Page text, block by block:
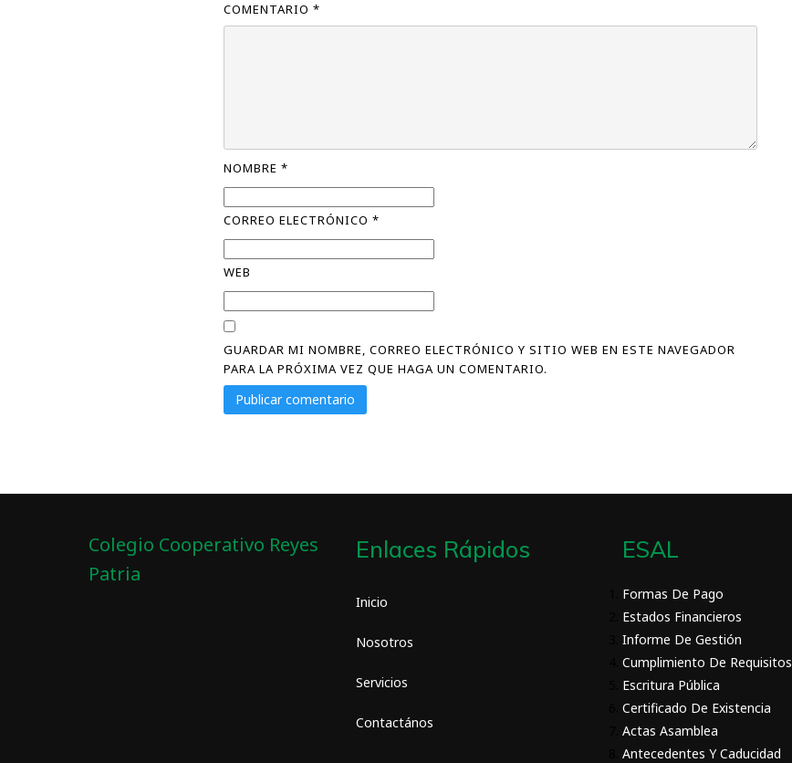
COMENTARIO *
NOMBRE *
CORREO ELECTRÓNICO *
WEB
GUARDAR MI NOMBRE, CORREO ELECTRÓNICO Y SITIO WEB EN ESTE NAVEGADOR
PARA LA PRÓXIMA VEZ QUE HAGA UN COMENTARIO.
Colegio Cooperativo Reyes
Patria
Enlaces Rápidos
Inicio
Nosotros
Servicios
Contactános
ESAL
Formas De Pago
Estados Financieros
Informe De Gestión
Cumplimiento De Requisitos
Escritura Pública
Certificado De Existencia
Actas Asamblea
Antecedentes Y Caducidad